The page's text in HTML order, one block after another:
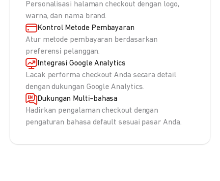
Personalisasi halaman checkout dengan logo,
warna, dan nama brand.
Kontrol Metode Pembayaran
Atur metode pembayaran berdasarkan
preferensi pelanggan.
Integrasi Google Analytics
Lacak performa checkout Anda secara detail
dengan dukungan Google Analytics.
Dukungan Multi-bahasa
Hadirkan pengalaman checkout dengan
pengaturan bahasa default sesuai pasar Anda.